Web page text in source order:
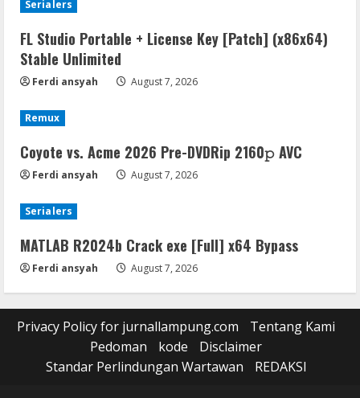
Serialers
FL Studio Portable + License Key [Patch] (x86x64)
Stable Unlimited
Ferdi ansyah August 7, 2026
Remux
Coyote vs. Acme 2026 Pre-DVDRip 2160𝚙 AVC
Ferdi ansyah August 7, 2026
Serialers
MATLAB R2024b Crack exe [Full] x64 Bypass
Ferdi ansyah August 7, 2026
Privacy Policy for jurnallampung.com
Tentang Kami
Pedoman
kode
Disclaimer
Standar Perlindungan Wartawan
REDAKSI